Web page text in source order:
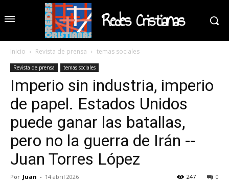
Redes Cristianas
Inicio Revista de prensa temas sociales
Revista de prensa temas sociales
Imperio sin industria, imperio
de papel. Estados Unidos
puede ganar las batallas,
pero no la guerra de Irán --
Juan Torres López
Por Juan - 14 abril 2026 0
247